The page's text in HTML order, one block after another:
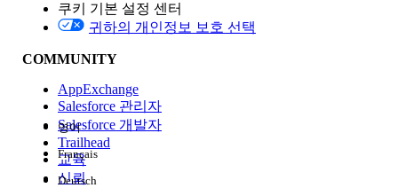
Edition
경험
쿠키 기본 설정 센터
귀하의 개인정보 보호 선택
COMMUNITY
AppExchange
Salesforce 관리자
Salesforce 개발자
Trailhead
교육
신뢰
영어
Français
Deutsch